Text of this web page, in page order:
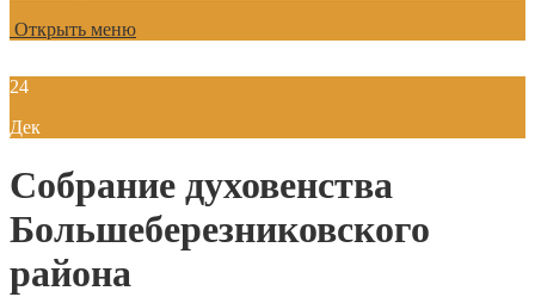
Открыть меню
24
Дек
Собрание духовенства
Большеберезниковского
района